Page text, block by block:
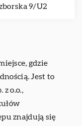
9/U2
gdzie
Jest to
o.o.,
znajdują się